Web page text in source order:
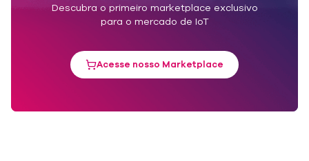
Descubra o primeiro marketplace exclusivo
para o mercado de IoT
Acesse nosso Marketplace